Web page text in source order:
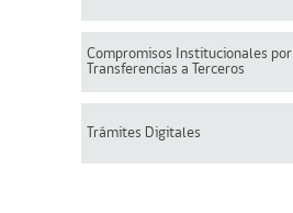
Compromisos Institucionales por
Transferencias a Terceros
Trámites Digitales